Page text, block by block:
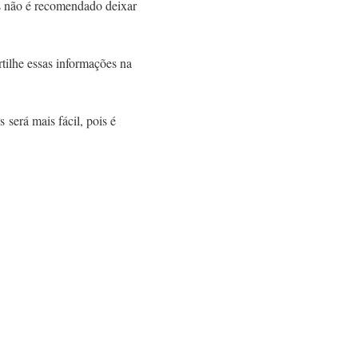
é recomendado deixar
essas informações na
será mais fácil, pois é